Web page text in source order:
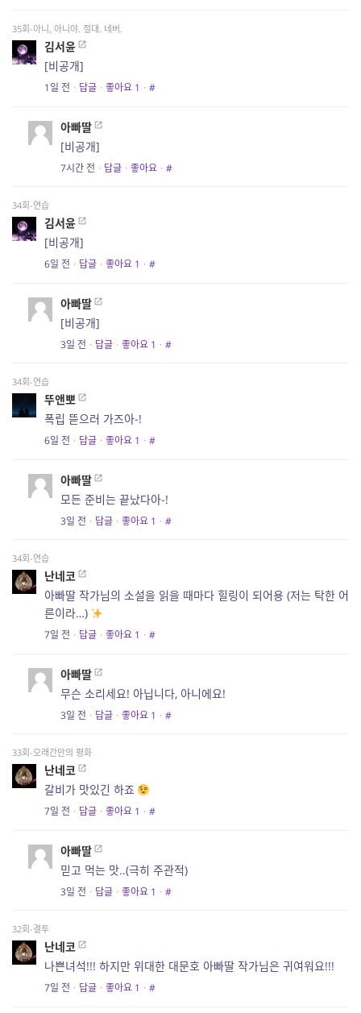
35회-아니, 아니야. 절대. 네버.
김서윤
[비공개]
1일 전 · 답글 · 좋아요 1 · #
아빠딸
[비공개]
7시간 전 · 답글 · 좋아요 · #
34회-연습
김서윤
[비공개]
6일 전 · 답글 · 좋아요 1 · #
아빠딸
[비공개]
3일 전 · 답글 · 좋아요 1 · #
34회-연습
뚜앤뽀
폭립 뜯으러 가즈아-!
6일 전 · 답글 · 좋아요 1 · #
아빠딸
모든 준비는 끝났다아-!
3일 전 · 답글 · 좋아요 1 · #
34회-연습
난네코
아빠딸 작가님의 소설을 읽을 때마다 힐링이 되어용 (저는 탁한 어
른이라…)
7일 전 · 답글 · 좋아요 1 · #
아빠딸
무슨 소리세요! 아닙니다, 아니에요!
3일 전 · 답글 · 좋아요 1 · #
33회-오래간만의 평화
난네코
갈비가 맛있긴 하죠
7일 전 · 답글 · 좋아요 1 · #
아빠딸
믿고 먹는 맛..(극히 주관적)
3일 전 · 답글 · 좋아요 1 · #
32회-결투
난네코
나쁜녀석!!! 하지만 위대한 대문호 아빠딸 작가님은 귀여워요!!!
7일 전 · 답글 · 좋아요 1 · #